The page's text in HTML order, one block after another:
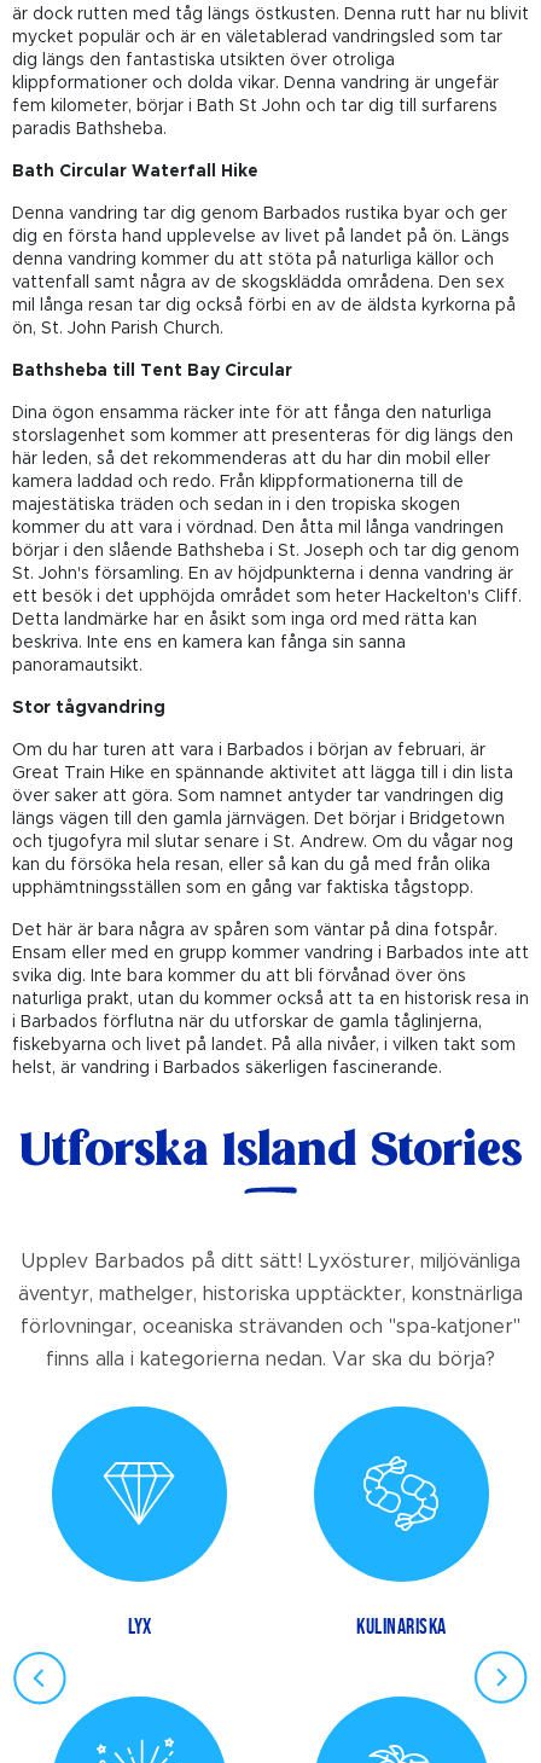
är dock rutten med tåg längs östkusten. Denna rutt har nu blivit
mycket populär och är en väletablerad vandringsled som tar
dig längs den fantastiska utsikten över otroliga
klippformationer och dolda vikar. Denna vandring är ungefär
fem kilometer, börjar i Bath St John och tar dig till surfarens
paradis Bathsheba.
Bath Circular Waterfall Hike
Denna vandring tar dig genom Barbados rustika byar och ger
dig en första hand upplevelse av livet på landet på ön. Längs
denna vandring kommer du att stöta på naturliga källor och
vattenfall samt några av de skogsklädda områdena. Den sex
mil långa resan tar dig också förbi en av de äldsta kyrkorna på
ön, St. John Parish Church.
Bathsheba till Tent Bay Circular
Dina ögon ensamma räcker inte för att fånga den naturliga
storslagenhet som kommer att presenteras för dig längs den
här leden, så det rekommenderas att du har din mobil eller
kamera laddad och redo. Från klippformationerna till de
majestätiska träden och sedan in i den tropiska skogen
kommer du att vara i vördnad. Den åtta mil långa vandringen
börjar i den slående Bathsheba i St. Joseph och tar dig genom
St. John's församling. En av höjdpunkterna i denna vandring är
ett besök i det upphöjda området som heter Hackelton's Cliff.
Detta landmärke har en åsikt som inga ord med rätta kan
beskriva. Inte ens en kamera kan fånga sin sanna
panoramautsikt.
Stor tågvandring
Om du har turen att vara i Barbados i början av februari, är
Great Train Hike en spännande aktivitet att lägga till i din lista
över saker att göra. Som namnet antyder tar vandringen dig
längs vägen till den gamla järnvägen. Det börjar i Bridgetown
och tjugofyra mil slutar senare i St. Andrew. Om du vågar nog
kan du försöka hela resan, eller så kan du gå med från olika
upphämtningsställen som en gång var faktiska tågstopp.
Det här är bara några av spåren som väntar på dina fotspår.
Ensam eller med en grupp kommer vandring i Barbados inte att
svika dig. Inte bara kommer du att bli förvånad över öns
naturliga prakt, utan du kommer också att ta en historisk resa in
i Barbados förflutna när du utforskar de gamla tåglinjerna,
fiskebyarna och livet på landet. På alla nivåer, i vilken takt som
helst, är vandring i Barbados säkerligen fascinerande.
Utforska Island Stories
Upplev Barbados på ditt sätt! Lyxösturer, miljövänliga
äventyr, mathelger, historiska upptäckter, konstnärliga
förlovningar, oceaniska strävanden och "spa-katjoner"
finns alla i kategorierna nedan. Var ska du börja?
LYX KULINARISKA